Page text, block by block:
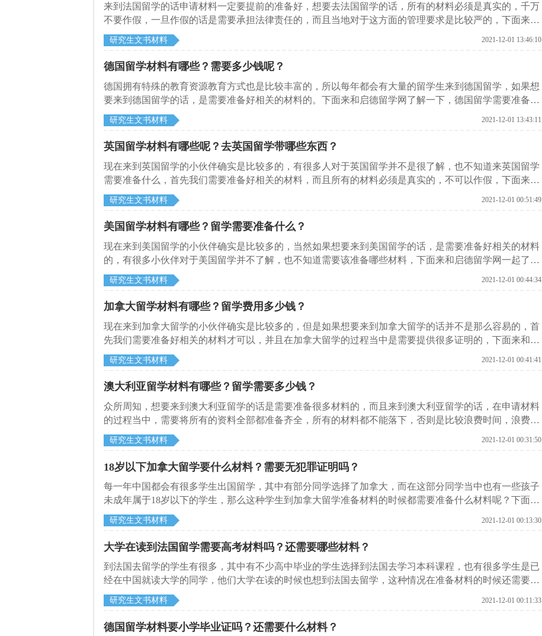
​来到法国留学的话申请材料一定要提前的准备好，想要去法国留学的话，所有的材料必须是真实的，千万
不要作假，一旦作假的话是需要承担法律责任的，而且当地对于这方面的管理要求是比较严的，下面来和
启德留学网了解一下法国留学材料有哪些？
研究生文书材料 2021-12-01 13:46:10
德国留学材料有哪些？需要多少钱呢？
​德国拥有特殊的教育资源教育方式也是比较丰富的，所以每年都会有大量的留学生来到德国留学，如果想
要来到德国留学的话，是需要准备好相关的材料的。下面来和启德留学网了解一下，德国留学需要准备哪
些材料呢？
研究生文书材料 2021-12-01 13:43:11
英国留学材料有哪些呢？去英国留学带哪些东西？
​现在来到英国留学的小伙伴确实是比较多的，有很多人对于英国留学并不是很了解，也不知道来英国留学
需要准备什么，首先我们需要准备好相关的材料，而且所有的材料必须是真实的，不可以作假，下面来和
启德留学网了解一下英国留学材料有哪些。
研究生文书材料 2021-12-01 00:51:49
美国留学材料有哪些？留学需要准备什么？
​现在来到美国留学的小伙伴确实是比较多的，当然如果想要来到美国留学的话，是需要准备好相关的材料
的，有很多小伙伴对于美国留学并不了解，也不知道需要该准备哪些材料，下面来和启德留学网一起了解
一下美国留学材料有哪些。
研究生文书材料 2021-12-01 00:44:34
加拿大留学材料有哪些？留学费用多少钱？
​现在来到加拿大留学的小伙伴确实是比较多的，但是如果想要来到加拿大留学的话并不是那么容易的，首
先我们需要准备好相关的材料才可以，并且在加拿大留学的过程当中是需要提供很多证明的，下面来和启
德留学网了解一下加拿大留学材料证明有哪些。
研究生文书材料 2021-12-01 00:41:41
澳大利亚留学材料有哪些？留学需要多少钱？
众所周知，想要来到澳大利亚留学的话是需要准备很多材料的，而且来到澳大利亚留学的话，在申请材料
的过程当中，需要将所有的资料全部都准备齐全，所有的材料都不能落下，否则是比较浪费时间，浪费力
气的，最后还不容易被通过。下面来和启德留学网了解一下，来到澳大利亚留学需要准备哪些材料？
研究生文书材料 2021-12-01 00:31:50
18岁以下加拿大留学要什么材料？需要无犯罪证明吗？
每一年中国都会有很多学生出国留学，其中有部分同学选择了加拿大，而在这部分同学当中也有一些孩子
未成年属于18岁以下的学生，那么这种学生到加拿大留学准备材料的时候都需要准备什么材料呢？下面就
跟随启德留学网一起来看看吧。
研究生文书材料 2021-12-01 00:13:30
大学在读到法国留学需要高考材料吗？还需要哪些材料？
到法国去留学的学生有很多，其中有不少高中毕业的学生选择到法国去学习本科课程，也有很多学生是已
经在中国就读大学的同学，他们大学在读的时候也想到法国去留学，这种情况在准备材料的时候还需要高
考成绩吗？下面就跟随启德留学网一起来看看吧。
研究生文书材料 2021-12-01 00:11:33
德国留学材料要小学毕业证吗？还需要什么材料？